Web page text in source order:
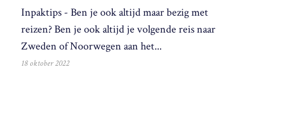
Inpaktips - Ben je ook altijd maar bezig met
reizen? Ben je ook altijd je volgende reis naar
Zweden of Noorwegen aan het...
18 oktober 2022